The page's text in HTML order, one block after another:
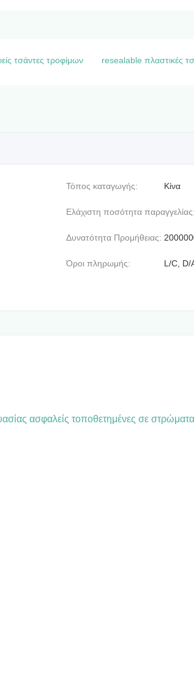
τσάντες τροφίμων resealable πλαστικές
Τόπος καταγωγής: Κίνα
Ελάχιστη ποσότητα παραγγελίας:
Δυνατότητα Προμήθειας:
Όροι πληρωμής: L/C, D/
ασφαλείς τοποθετημένες σε